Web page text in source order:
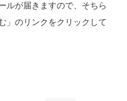
ルが届きますので、そちら
」のリンクをクリックして